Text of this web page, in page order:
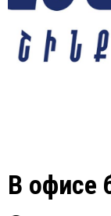
В офисе